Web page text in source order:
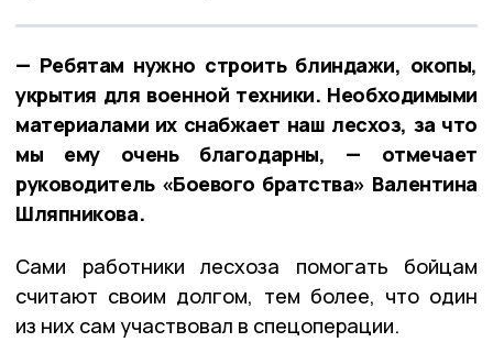
— Ребятам нужно строить блиндажи, окопы,
укрытия для военной техники. Необходимыми
материалами их снабжает наш лесхоз, за что
мы ему очень благодарны, — отмечает
руководитель «Боевого братства» Валентина
Шляпникова.
Сами работники лесхоза помогать бойцам
считают своим долгом, тем более, что один
из них сам участвовал в спецоперации.